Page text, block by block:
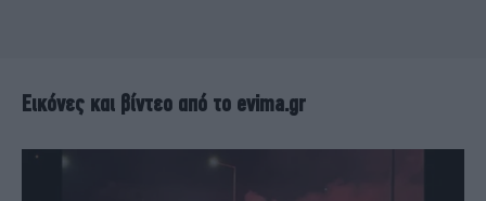
Εικόνες και βίντεο από το evima.gr